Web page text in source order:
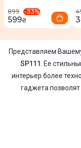
899 -33%
599₴
Представляем
SP111
. Ее
интерьер более
гаджета